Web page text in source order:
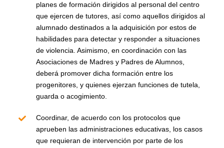
planes de formación dirigidos al personal del centro
que ejercen de tutores, así como aquellos dirigidos al
alumnado destinados a la adquisición por estos de
habilidades para detectar y responder a situaciones
de violencia. Asimismo, en coordinación con las
Asociaciones de Madres y Padres de Alumnos,
deberá promover dicha formación entre los
progenitores, y quienes ejerzan funciones de tutela,
guarda o acogimiento.
Coordinar, de acuerdo con los protocolos que
aprueben las administraciones educativas, los casos
que requieran de intervención por parte de los